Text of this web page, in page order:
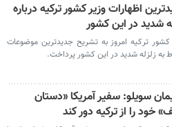
اظهارات وزیر کشور ترکیه درباره
شدید در این کشور
کشور ترکیه امروز به تشریح جدیدترین موضوعات
به زلزله شدید در این کشور پرداخت.
سویلو: سفیر آمریکا «دستان
خود را از ترکیه دور کند